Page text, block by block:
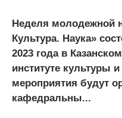
Неделя молодежной
Культура. Наука»
2023 года в
институте культуры
мероприятия будут
кафедральны...